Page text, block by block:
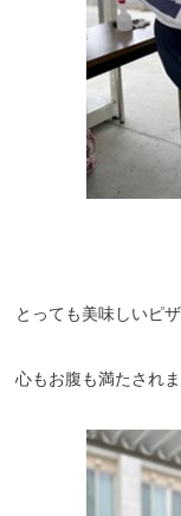
写真
とっても美味しいピ
心もお腹も満たされ